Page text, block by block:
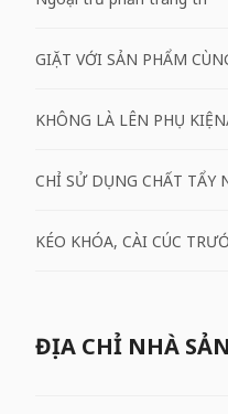
GIẶT VỚI SẢN PHẨM
KHÔNG LÀ LÊN PHỤ
CHỈ SỬ DỤNG CHẤT TẨY
KÉO KHÓA, CÀI CÚC
ĐỊA CHỈ NHÀ